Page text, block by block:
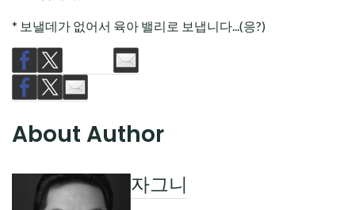
* 보낼데가 없어서 육아 밸리로 보냅니다...(응?)
About Author
자그니